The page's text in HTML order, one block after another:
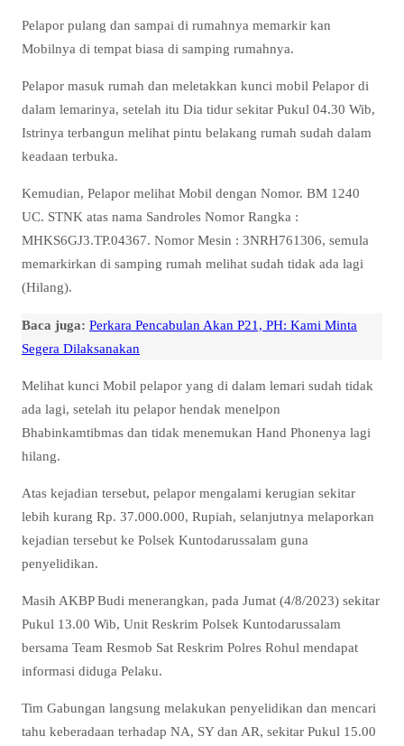
Pelapor pulang dan sampai di rumahnya memarkir kan
Mobilnya di tempat biasa di samping rumahnya.
Pelapor masuk rumah dan meletakkan kunci mobil Pelapor di
dalam lemarinya, setelah itu Dia tidur sekitar Pukul 04.30 Wib,
Istrinya terbangun melihat pintu belakang rumah sudah dalam
keadaan terbuka.
Kemudian, Pelapor melihat Mobil dengan Nomor. BM 1240
UC. STNK atas nama Sandroles Nomor Rangka :
MHKS6GJ3.TP.04367. Nomor Mesin : 3NRH761306, semula
memarkirkan di samping rumah melihat sudah tidak ada lagi
(Hilang).
Baca juga: Perkara Pencabulan Akan P21, PH: Kami Minta
Segera Dilaksanakan
Melihat kunci Mobil pelapor yang di dalam lemari sudah tidak
ada lagi, setelah itu pelapor hendak menelpon
Bhabinkamtibmas dan tidak menemukan Hand Phonenya lagi
hilang.
Atas kejadian tersebut, pelapor mengalami kerugian sekitar
lebih kurang Rp. 37.000.000, Rupiah, selanjutnya melaporkan
kejadian tersebut ke Polsek Kuntodarussalam guna
penyelidikan.
Masih AKBP Budi menerangkan, pada Jumat (4/8/2023) sekitar
Pukul 13.00 Wib, Unit Reskrim Polsek Kuntodarussalam
bersama Team Resmob Sat Reskrim Polres Rohul mendapat
informasi diduga Pelaku.
Tim Gabungan langsung melakukan penyelidikan dan mencari
tahu keberadaan terhadap NA, SY dan AR, sekitar Pukul 15.00